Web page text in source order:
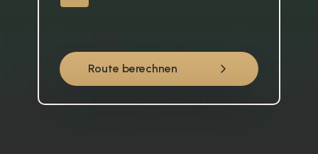
Route berechnen